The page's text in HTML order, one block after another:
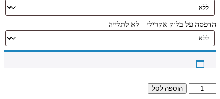
הדפסה על בלוק אקרילי – לא לתלייה
כמות
של
הוספה לסל